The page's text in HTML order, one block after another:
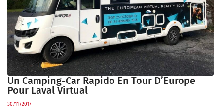
Un Camping-Car Rapido En Tour D’Europe
Pour Laval Virtual
30/11/2017